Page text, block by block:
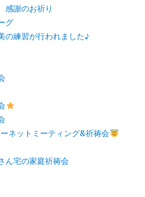
謝のお祈り
グ
の練習が行われました♪
ネットミーティング&祈祷会
ん宅の家庭祈祷会